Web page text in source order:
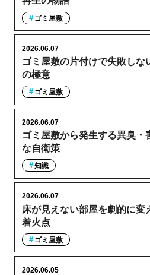
ゴミ屋敷
ゴミ屋敷の片付けで失敗しな
の極意
2026.06.07
ゴミ屋敷
ゴミ屋敷から発生する異臭・
な自衛策
2026.06.07
知識
床が見えない部屋を劇的に変
着火点
2026.06.07
ゴミ屋敷
2026.06.05